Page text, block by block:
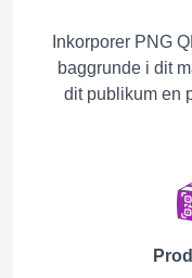
Inkorporer PNG
baggrunde i dit
dit publikum en